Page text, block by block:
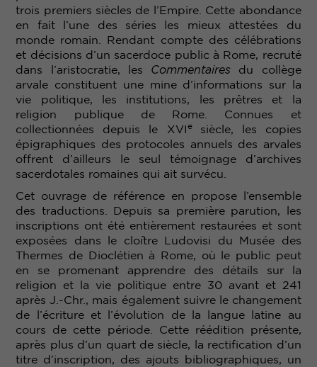
trois premiers siècles de l’Empire. Cette abondance
en fait l’une des séries les mieux attestées du
monde romain. Rendant compte des célébrations
et décisions d’un sacerdoce public à Rome, recruté
dans l’aristocratie, les Commentaires du collège
arvale constituent une mine d’informations sur la
vie politique, les institutions, les prêtres et la
religion publique de Rome. Connues et
collectionnées depuis le XVIe
siècle, les copies
épigraphiques des protocoles annuels des arvales
offrent d’ailleurs le seul témoignage d’archives
sacerdotales romaines qui ait survécu.
Cet ouvrage de référence en propose l’ensemble
des traductions. Depuis sa première parution, les
inscriptions ont été entièrement restaurées et sont
exposées dans le cloître Ludovisi du Musée des
Thermes de Dioclétien à Rome, où le public peut
en se promenant apprendre des détails sur la
religion et la vie politique entre 30 avant et 241
après J.-Chr., mais également suivre le changement
de l’écriture et l’évolution de la langue latine au
cours de cette période. Cette réédition présente,
après plus d’un quart de siècle, la rectification d’un
titre d’inscription, des ajouts bibliographiques, un